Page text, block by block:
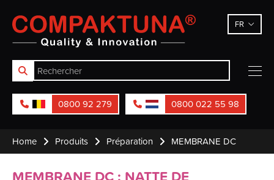
Compaktuna FR
0800 92 279 0800 022 55 98
Home Produits Préparation MEMBRANE DC